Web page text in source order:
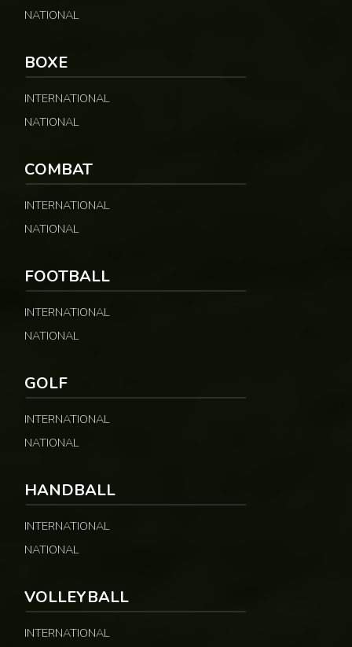
983 vues
NATIONAL
BOXE
INTERNATIONAL
NATIONAL
COMBAT
INTERNATIONAL
NATIONAL
FOOTBALL
INTERNATIONAL
NATIONAL
GOLF
INTERNATIONAL
NATIONAL
HANDBALL
INTERNATIONAL
NATIONAL
VOLLEYBALL
INTERNATIONAL